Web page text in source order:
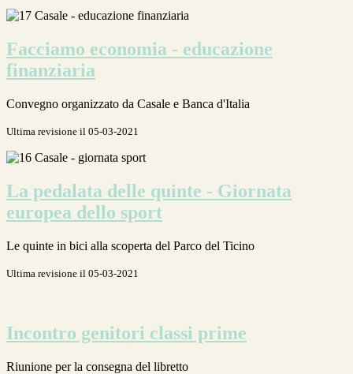
Facciamo economia - educazione
finanziaria
Convegno organizzato da Casale e Banca d'Italia
Ultima revisione il 05-03-2021
La pedalata delle quinte - Giornata
europea dello sport
Le quinte in bici alla scoperta del Parco del Ticino
Ultima revisione il 05-03-2021
Incontro genitori classi prime
Riunione per la consegna del libretto